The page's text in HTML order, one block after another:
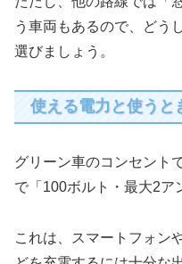
う車両もあるので、どう
選びましょう。
使える電力と使うと
グリーン車のコンセント
で「100ボルト・最大2ア
これは、スマートフォン